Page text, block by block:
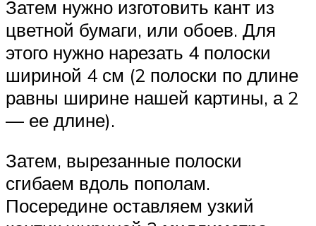
Затем нужно изготовить кант из
цветной бумаги, или обоев. Для
этого нужно нарезать 4 полоски
шириной 4 см (2 полоски по длине
равны ширине нашей картины, а 2
— ее длине).
Затем, вырезанные полоски
сгибаем вдоль пополам.
Посередине оставляем узкий